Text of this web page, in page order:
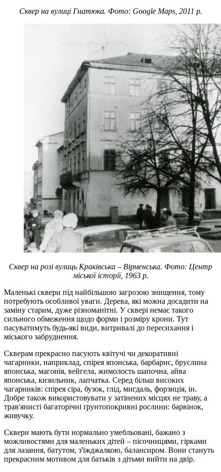
Сквер на вулиці Гнатюка. Фото: Google Maps, 2011 р.
Сквер на розі вулиць Краківська – Вірменська. Фото: Центр
міської історії, 1963 р.
Маленькі сквери під найбільшою загрозою знищення, тому
потребують особливої уваги. Дерева, які можна досадити на
заміну старим, дуже різноманітні. У сквері немає такого
сильного обмеження щодо форми і розміру крони. Тут
пасуватимуть будь-які види, витривалі до пересихання і
міського забруднення.
Скверам прекрасно пасують квітучі чи декоративні
чагарники, наприклад, спірея японська, барбарис, бруслина
японська, магонія, вейгела, жимолость шапочна, айва
японська, кизильник, лапчатка. Серед більш високих
чагарників: спірея сіра, бузок, глід, мигдаль, форзиція, ін.
Добре також використовувати у затінених місцях не траву, а
трав'янисті багаторічні ґрунтопокривні рослини: барвінок,
живучку.
Сквери мають бути нормально умебльовані, бажано з
можливостями для маленьких дітей – пісочницями, гірками
для лазання, батутом, з'їжджалкою, балансиром. Вони стануть
прекрасним мотивом для батьків з дітьми вийти на двір.